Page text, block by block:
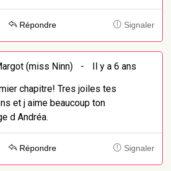
Répondre Signaler
(miss Ninn) -
Il y a 6 ans
chapitre! Tres joiles tes
et j aime beaucoup ton
d Andréa.
Répondre Signaler